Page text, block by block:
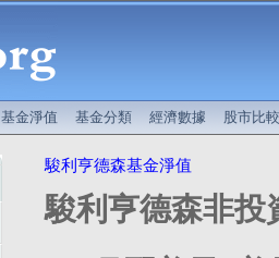
基金淨值 基金分類 經濟數據 股市比較
駿利亨德森基金淨值
駿利亨德森非投